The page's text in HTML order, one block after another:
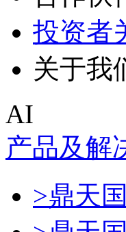
投资者
关于我
AI
产品及解
>鼎天